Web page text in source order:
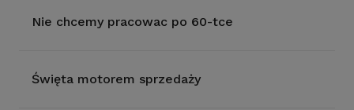
Nie chcemy pracowac po 60-tce
Święta motorem sprzedaży